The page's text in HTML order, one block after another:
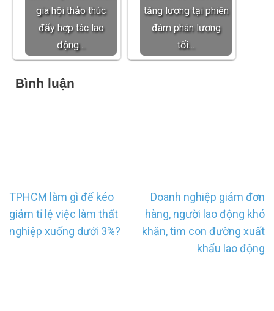
gia hội thảo thúc
đẩy hợp tác lao
động…
tăng lương tại phiên
đàm phán lương
tối…
Bình luận
Điều
hướng
bài
TPHCM làm gì để kéo
giảm tỉ lệ việc làm thất
nghiệp xuống dưới 3%?
Doanh nghiệp giảm đơn
hàng, người lao động khó
khăn, tìm con đường xuất
khẩu lao động